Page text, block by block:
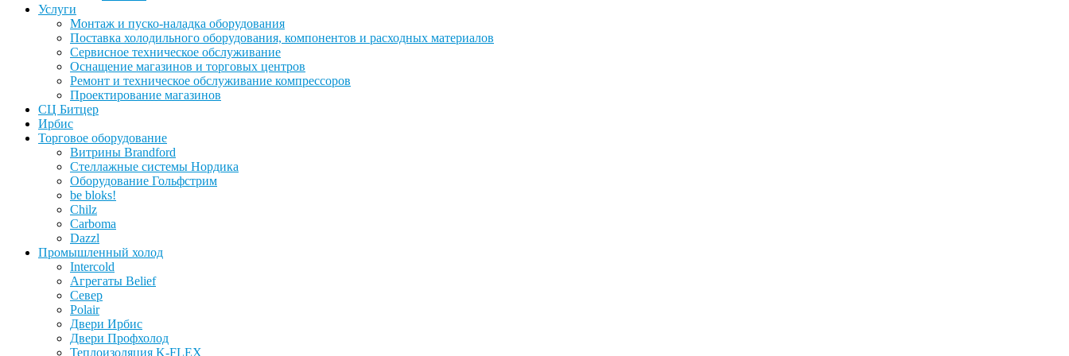
Услуги
Монтаж и пуско-наладка оборудования
Поставка холодильного оборудования, компонентов и расходных материалов
Сервисное техническое обслуживание
Оснащение магазинов и торговых центров
Ремонт и техническое обслуживание компрессоров
Проектирование магазинов
СЦ Битцер
Ирбис
Торговое оборудование
Витрины Brandford
Стеллажные системы Нордика
Оборудование Гольфстрим
be bloks!
Chilz
Carboma
Dazzl
Промышленный холод
Intercold
Агрегаты Belief
Север
Polair
Двери Ирбис
Двери Профхолод
Теплоизоляция K-FLEX